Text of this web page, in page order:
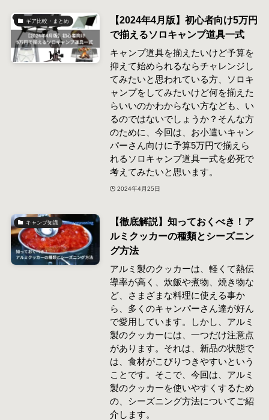
ギア比較・まとめ
【2024年4月版】初心者向け5万円
で揃えるソロキャンプ道具一式
キャンプ道具を揃えたいけど予算を
抑えて始められるならチャレンジし
てみたいと思われている方、ソロキ
ャンプをしてみたいけど何を揃えた
らいいのかわからない方なども、い
るのではないでしょうか？そんな方
のために、今回は、お小遣いキャン
パーさん向けに予算5万円で揃えら
れるソロキャンプ道具一式を必死で
考えてみたいと思います。
2024年4月25日
キャンプ知識
【徹底解説】知っておくべき！ア
ルミクッカーの種類とシーズニン
グ方法
アルミ製のクッカーは、軽くて熱伝
導率が高く、炊飯や煮物、焼き物な
ど、さまざまな料理に使える事か
ら、多くのキャンパーさん達が好ん
で愛用しています。しかし、アルミ
製のクッカーには、一つだけ注意点
があります。それは、新品の状態で
は、食材がこびりつきやすいという
ことです。そこで、今回は、アルミ
製のクッカーを使いやすくするため
の、シーズニング方法についてご紹
介します。